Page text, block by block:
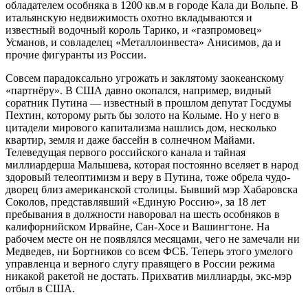
обладателем особняка в 1200 кв.м в городе Кала ди Вольпе. В
итальянскую недвижимость охотно вкладываются и
известный водочный король Тарико, и «газпромовец»
Усманов, и совладелец «Металлоинвеста» Анисимов, да и
прочие фигуранты из России.
Совсем парадоксально угрожать и заклятому заокеанскому
«партнёру». В США давно окопался, например, видный
соратник Путина — известный в прошлом депутат Госдумы
Пехтин, которому рыть бы золото на Колыме. Но у него в
цитадели мирового капитализма нашлись дом, несколько
квартир, земля и даже бассейн в солнечном Майами.
Телеведущая первого российского канала и тайная
миллиардерша Малышева, которая постоянно вселяет в народ
здоровый телеоптимизм и веру в Путина, тоже обрела чудо-
дворец близ американской столицы. Бывший мэр Хабаровска
Соколов, представлявший «Единую Россию», за 18 лет
пребывания в должности наворовал на шесть особняков в
калифорнийском Ирвайне, Сан-Хосе и Вашингтоне. На
рабочем месте он не появлялся месяцами, чего не замечали ни
Медведев, ни Бортников со всем ФСБ. Теперь этого умелого
управленца и верного слугу правящего в России режима
никакой ракетой не достать. Прихватив миллиарды, экс-мэр
отбыл в США.